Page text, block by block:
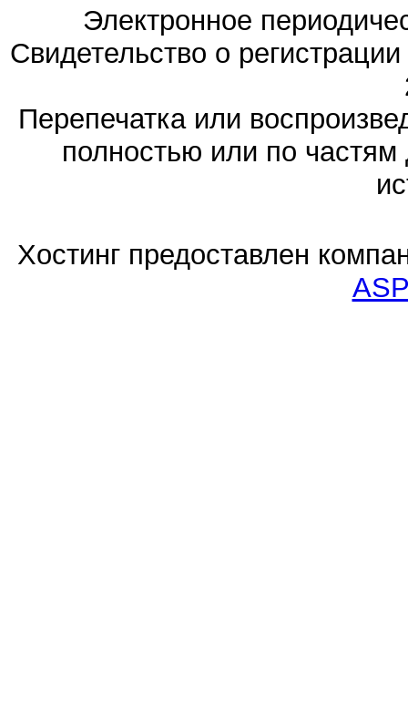
Электронное
Свидетельство о
Перепечатка или
полностью или по частям
Хостинг предоставлен